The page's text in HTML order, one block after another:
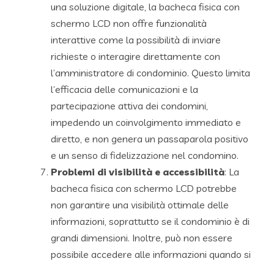
una soluzione digitale, la bacheca fisica con
schermo LCD non offre funzionalità
interattive come la possibilità di inviare
richieste o interagire direttamente con
l’amministratore di condominio. Questo limita
l’efficacia delle comunicazioni e la
partecipazione attiva dei condomini,
impedendo un coinvolgimento immediato e
diretto, e non genera un passaparola positivo
e un senso di fidelizzazione nel condomino.
Problemi di visibilità e accessibilità: La
bacheca fisica con schermo LCD potrebbe
non garantire una visibilità ottimale delle
informazioni, soprattutto se il condominio è di
grandi dimensioni. Inoltre, può non essere
possibile accedere alle informazioni quando si